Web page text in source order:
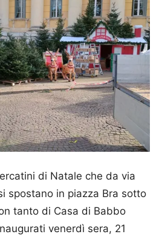
di Natale che da via
spostano in piazza Bra sotto
tanto di Casa di Babbo
venerdì sera, 21